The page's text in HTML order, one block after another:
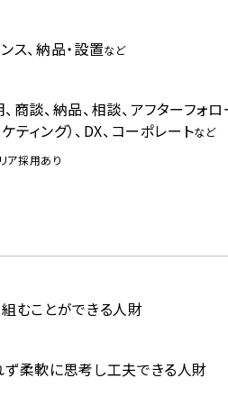
ス、納品・設置など
談、納品、相談、アフターフォロ
ィング）、DX、コーポレートなど
ア採用あり
むことができる人財
柔軟に思考し工夫できる人財